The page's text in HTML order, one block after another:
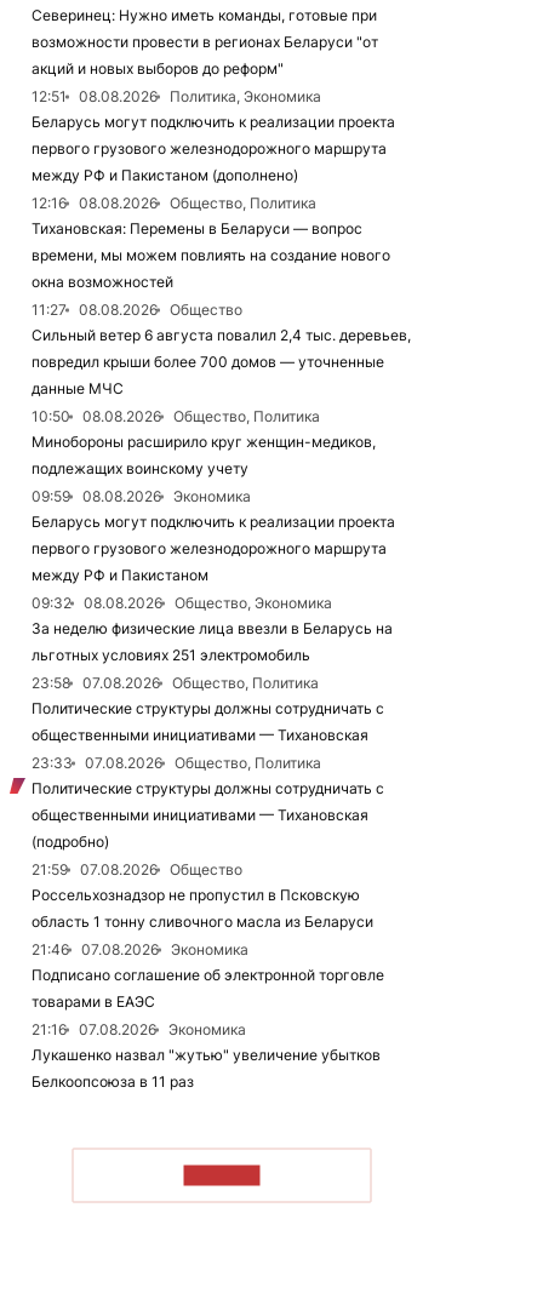
Северинец: Нужно иметь команды, готовые при
возможности провести в регионах Беларуси "от
акций и новых выборов до реформ"
12:51
08.08.2026
Политика, Экономика
Беларусь могут подключить к реализации проекта
первого грузового железнодорожного маршрута
между РФ и Пакистаном (дополнено)
12:16
08.08.2026
Общество, Политика
Тихановская: Перемены в Беларуси — вопрос
времени, мы можем повлиять на создание нового
окна возможностей
11:27
08.08.2026
Общество
Сильный ветер 6 августа повалил 2,4 тыс. деревьев,
повредил крыши более 700 домов — уточненные
данные МЧС
10:50
08.08.2026
Общество, Политика
Минобороны расширило круг женщин-медиков,
подлежащих воинскому учету
09:59
08.08.2026
Экономика
Беларусь могут подключить к реализации проекта
первого грузового железнодорожного маршрута
между РФ и Пакистаном
09:32
08.08.2026
Общество, Экономика
За неделю физические лица ввезли в Беларусь на
льготных условиях 251 электромобиль
23:58
07.08.2026
Общество, Политика
Политические структуры должны сотрудничать с
общественными инициативами — Тихановская
23:33
07.08.2026
Общество, Политика
Политические структуры должны сотрудничать с
общественными инициативами — Тихановская
(подробно)
21:59
07.08.2026
Общество
Россельхознадзор не пропустил в Псковскую
область 1 тонну сливочного масла из Беларуси
21:46
07.08.2026
Экономика
Подписано соглашение об электронной торговле
товарами в ЕАЭС
21:16
07.08.2026
Экономика
Лукашенко назвал "жутью" увеличение убытков
Белкоопсоюза в 11 раз